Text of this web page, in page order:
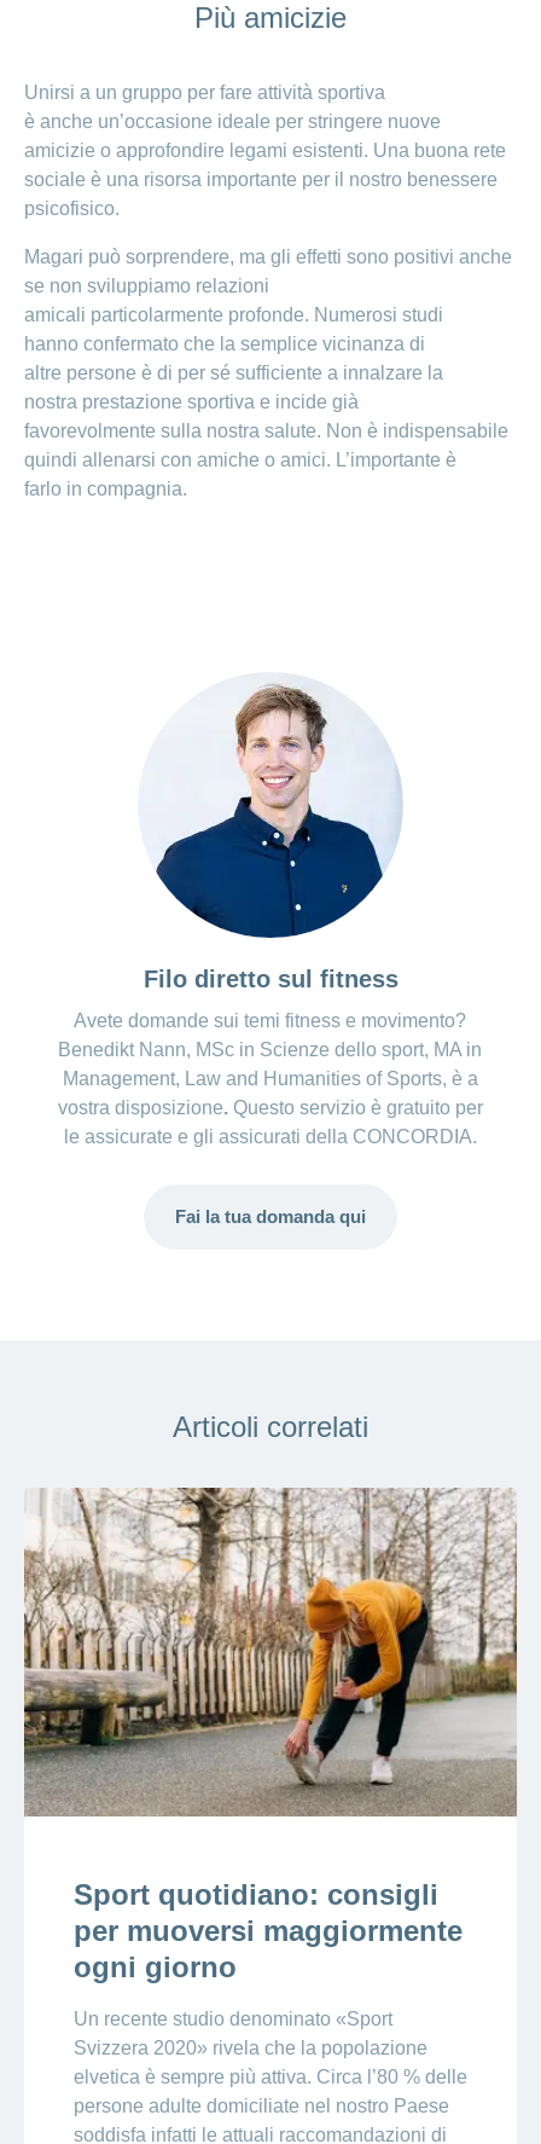
Più amicizie
Unirsi a un gruppo per fare attività sportiva
è anche un’occasione ideale per stringere nuove
amicizie o approfondire legami esistenti. Una buona rete
sociale è una risorsa importante per il nostro benessere
psicofisico.
Magari può sorprendere, ma gli effetti sono positivi anche
se non sviluppiamo relazioni
amicali particolarmente profonde. Numerosi studi
hanno confermato che la semplice vicinanza di
altre persone è di per sé sufficiente a innalzare la
nostra prestazione sportiva e incide già
favorevolmente sulla nostra salute. Non è indispensabile
quindi allenarsi con amiche o amici. L’importante è
farlo in compagnia.
Filo diretto sul fitness
Avete domande sui temi fitness e movimento?
Benedikt Nann, MSc in Scienze dello sport, MA in
Management, Law and Humanities of Sports, è a
vostra disposizione.Questo servizio è gratuito per
le assicurate e gli assicurati della CONCORDIA.
Fai la tua domanda qui
Articoli correlati
Sport quotidiano: consigli
per muoversi maggiormente
ogni giorno
Un recente studio denominato «Sport
Svizzera 2020» rivela che la popolazione
elvetica è sempre più attiva. Circa l’80 % delle
persone adulte domiciliate nel nostro Paese
soddisfa infatti le attuali raccomandazioni di